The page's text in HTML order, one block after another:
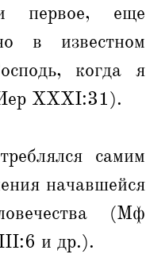
первое, еще
в известном
когда я
XXXI:31).
самим
начавшейся
(Мф
и др.).